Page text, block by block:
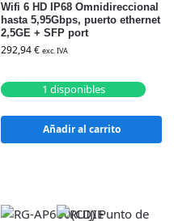
Wifi 6 HD IP68 Omnidireccional
hasta 5,95Gbps, puerto ethernet
2,5GE + SFP port
292,94€ exc. IVA
Añadir al carrito
1 disponibles